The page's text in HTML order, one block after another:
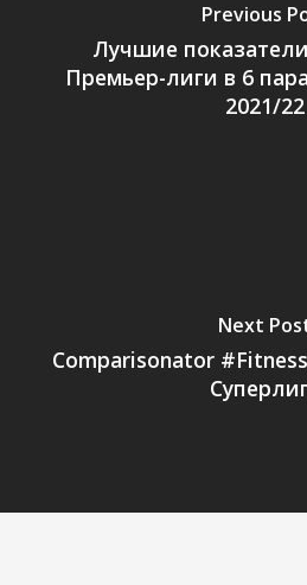
Previous
Лучшие
Премьер-лиги в 6
2021/22
Next
Comparisonator